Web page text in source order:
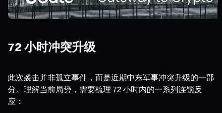
72 小时冲突升级
此次袭击并非孤立事件，而是近期中东军事冲突升级的一部
分。理解当前局势，需要梳理 72 小时内的一系列连锁反
应：